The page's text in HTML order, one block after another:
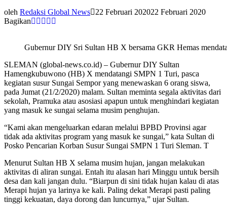
oleh Redaksi Global News 22 Februari 202022 Februari 2020
Bagikan
Gubernur DIY Sri Sultan HB X bersama GKR Hemas
SLEMAN (global-news.co.id) – Gubernur DIY Sultan
Hamengkubuwono (HB) X mendatangi SMPN 1 Turi, pasca
kegiatan susur Sungai Sempor yang menewaskan 6 orang siswa,
pada Jumat (21/2/2020) malam. Sultan meminta segala aktivitas dari
sekolah, Pramuka atau asosiasi apapun untuk menghindari kegiatan
yang masuk ke sungai selama musim penghujan.
“Kami akan mengeluarkan edaran melalui BPBD Provinsi agar
tidak ada aktivitas program yang masuk ke sungai,” kata Sultan di
Posko Pencarian Korban Susur Sungai SMPN 1 Turi Sleman. T
Menurut Sultan HB X selama musim hujan, jangan melakukan
aktivitas di aliran sungai. Entah itu alasan hari Minggu untuk bersih
desa dan kali jangan dulu. “Biarpun di sini tidak hujan kalau di atas
Merapi hujan ya larinya ke kali. Paling dekat Merapi pasti paling
tinggi kekuatan, daya dorong dan luncurnya,” ujar Sultan.